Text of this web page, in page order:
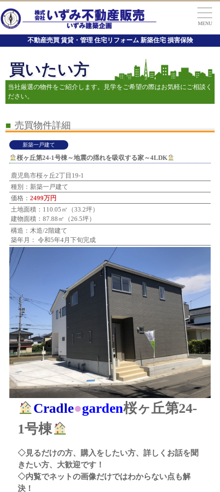
MENU
不動産売買 賃貸・管理 住宅リフォーム 新築住宅 損害保険
買いたい方
当社厳選の物件をご紹介します。見学をご希望の際はお気軽にご相談く
ださい。
■ 売買物件詳細
新築一戸建て
桜ヶ丘第24-1号棟～地震の揺れを吸収する家～4LDK
鹿児島市桜ヶ丘2丁目19-1
種別：新築一戸建て
価格：2499万円
土地面積：110.05㎡（33.2坪）
建物面積：87.88㎡（26.5坪）
構造：木造/2階建て
築年月： 令和5年4月下旬完成
Cradle●garden桜ヶ丘第24-
1号棟
◇見るだけの方、購入をしたい方、詳しくお話を聞
きたい方、大歓迎です！
◇内覧でネットの画像だけではわからない点も解
決！